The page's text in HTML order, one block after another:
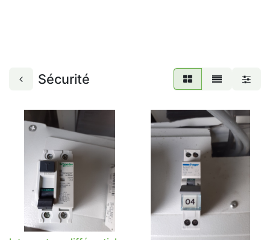
Sécurité